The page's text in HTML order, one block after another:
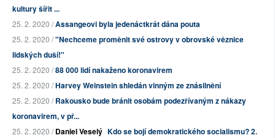
kultury šířit ...
25. 2. 2020 /Assangeovi byla jedenáctkrát dána pouta
25. 2. 2020 /"Nechceme proměnit své ostrovy v obrovské věznice
lidských duší!"
25. 2. 2020 /88 000 lidí nakaženo koronavirem
25. 2. 2020 /Harvey Weinstein shledán vinným ze znásilnění
25. 2. 2020 /Rakousko bude bránit osobám podezřívaným z nákazy
koronavirem, v př...
25. 2. 2020 /Daniel Veselý Kdo se bojí demokratického socialismu? 2.